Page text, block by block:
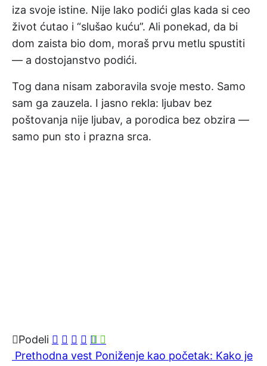
iza svoje istine. Nije lako podići glas kada si ceo
život ćutao i “slušao kuću”. Ali ponekad, da bi
dom zaista bio dom, moraš prvu metlu spustiti
— a dostojanstvo podići.
Tog dana nisam zaboravila svoje mesto. Samo
sam ga zauzela. I jasno rekla: ljubav bez
poštovanja nije ljubav, a porodica bez obzira —
samo pun sto i prazna srca.
Podeli
Prethodna vest Poniženje kao početak: Kako je